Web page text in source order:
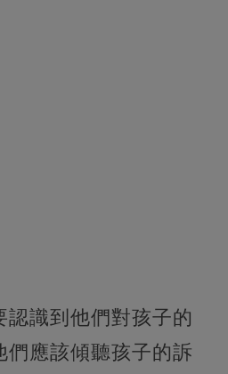
認識到他們對孩子的
們應該傾聽孩子的訴